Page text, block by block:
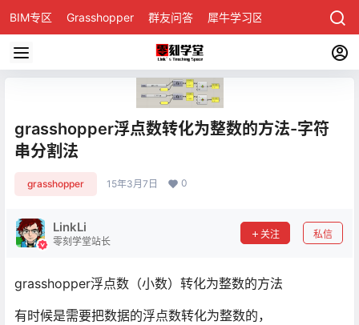
BIM专区 Grasshopper 群友问答 犀牛学习区
grasshopper浮点数转化为整数的方法-字符
串分割法
grasshopper 15年3月7日 0
LinkLi
零刻学堂站长
关注 私信
grasshopper浮点数（小数）转化为整数的方法
有时候是需要把数据的浮点数转化为整数的，